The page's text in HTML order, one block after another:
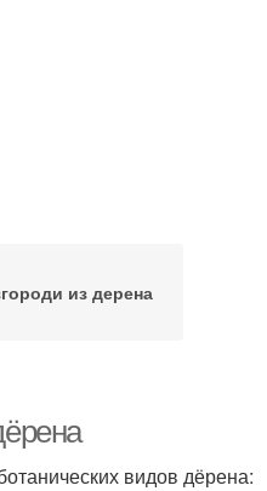
из дерена
видов дёрена: